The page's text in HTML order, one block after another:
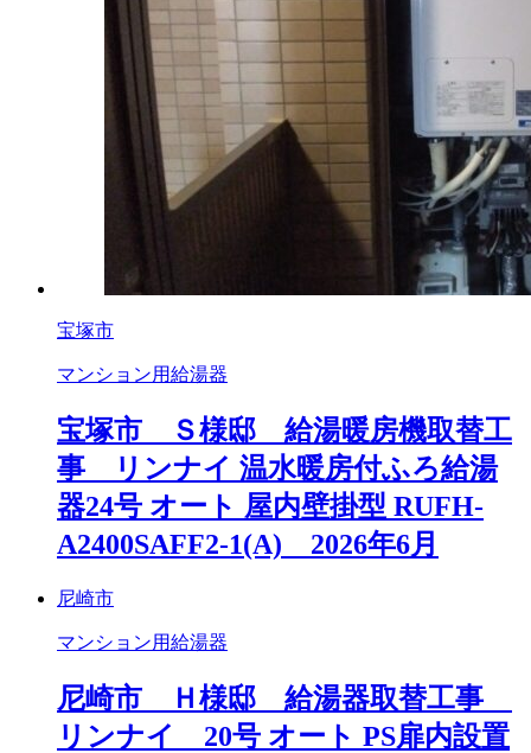
宝塚市
マンション用給湯器
宝塚市 Ｓ様邸 給湯暖房機取替工
事 リンナイ 温水暖房付ふろ給湯
器24号 オート 屋内壁掛型 RUFH-
A2400SAFF2-1(A) 2026年6月
尼崎市
マンション用給湯器
尼崎市 Ｈ様邸 給湯器取替工事
リンナイ 20号 オート PS扉内設置